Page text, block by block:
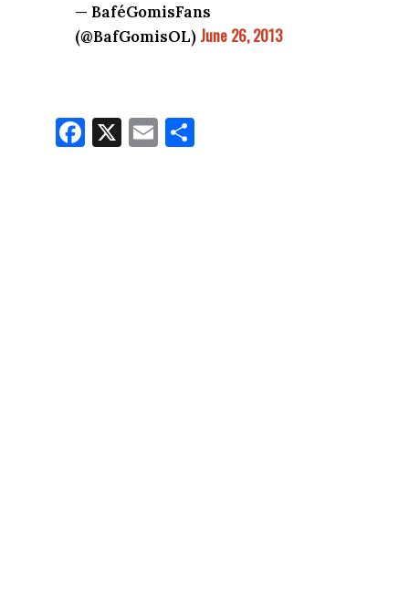
— BaféGomisFans
(@BafGomisOL) June 26, 2013
Fa
ce
X E
m
Pa